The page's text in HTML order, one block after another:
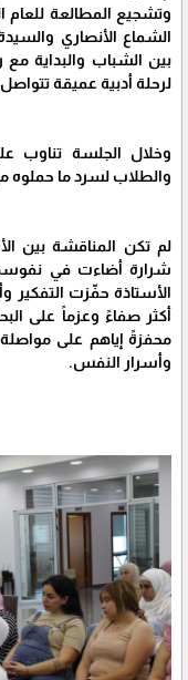
الشماع الأنصاري
بين الشباب والبداية مع
لرحلة أدبية عميقة
وخلال الجلسة تناوب
والطلاب لسرد ما حملوه
لم تكن المناقشة بين
شرارة أضاءت في
الأستاذة حفّزت
أكثر صفاءً وعزماً على
محفزةً إياهم على
وأسرار النفس.